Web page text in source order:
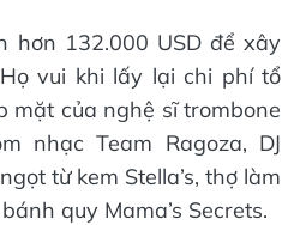
hơn 132.000 USD để xây
vui khi lấy lại chi phí tổ
mặt của nghệ sĩ trombone
nhạc Team Ragoza, DJ
từ kem Stella’s, thợ làm
quy Mama’s Secrets.